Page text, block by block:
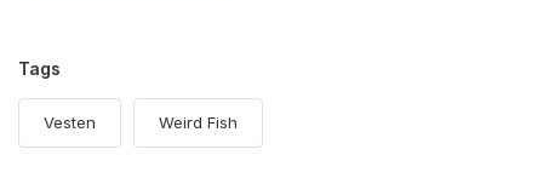
Tags
Vesten Weird Fish